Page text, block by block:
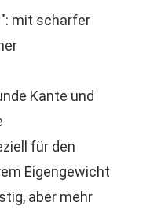
mit scharfer
Kante und
für den
Eigengewicht
aber mehr